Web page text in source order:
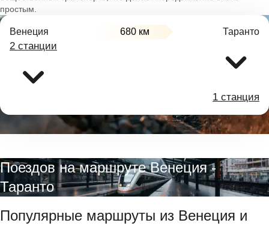
простым.
Венеция 680 км Таранто
2 станции
1 станция
Поездов на маршруте Венеция -
Таранто
Популярные маршруты из Венеция и